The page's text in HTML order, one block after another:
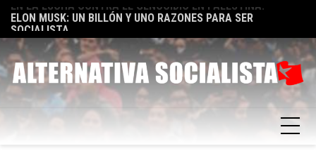
Skip
content
ELON MUSK: UN BILLÓN Y UNO RAZONES PARA SER
SOCIALISTA